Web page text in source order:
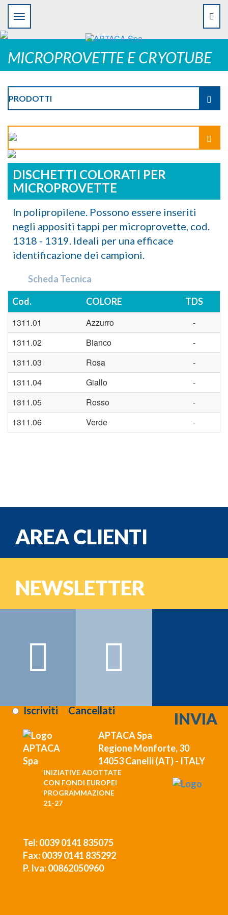
MICROPROVETTE E CRYOTUBE
PRODOTTI
DISCHETTI COLORATI PER
MICROPROVETTE
In polipropilene. Possono essere inseriti
negli appositi tappi per microprovette, cod.
1318 - 1319. Ideali per una efficace
identificazione dei campioni.
Scheda Tecnica
Cod.
COLORE TDS
1311.01 Azzurro
-
1311.02
Bianco
-
1311.03
Rosa
-
1311.04
Giallo
-
1311.05
Rosso
-
1311.06
Verde -
AREA CLIENTI
NEWSLETTER
IscrivitiCancellati
APTACA Spa
Regione Monforte, 30
14053 Canelli (AT) - ITALY
INIZIATIVE ADOTTATE
CON FONDI EUROPEI
PROGRAMMAZIONE
21-27
Tel: 0039 0141 835075
Fax: 0039 0141 835292
P. Iva: 00862050960